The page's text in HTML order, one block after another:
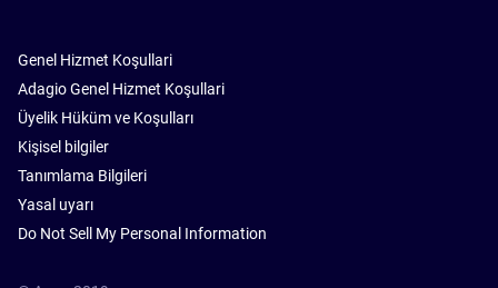
Genel Hizmet Koşullari
Adagio Genel Hizmet Koşullari
Üyelik Hüküm ve Koşulları
Kişisel bilgiler
Tanımlama Bilgileri
Yasal uyarı
Do Not Sell My Personal Information